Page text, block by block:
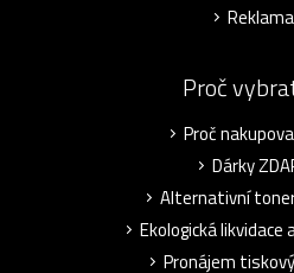
Proč
Proč
Dárky
Alternativní
Ekologická likvidace
Pronájem